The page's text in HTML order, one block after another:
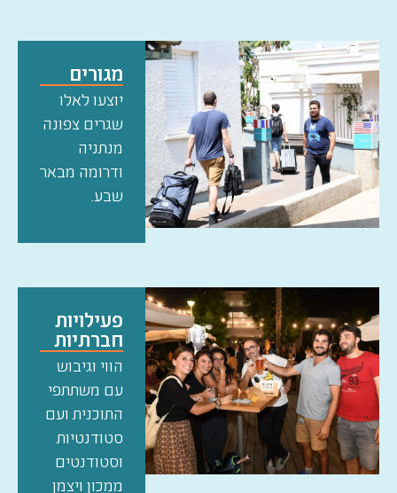
מגורים
יוצעו לאלו
שגרים צפונה
מנתניה
ודרומה מבאר
שבע.
פעילויות
חברתיות
הווי וגיבוש
עם משתתפי
התוכנית ועם
סטודנטיות
וסטודנטים
ממכון ויצמן